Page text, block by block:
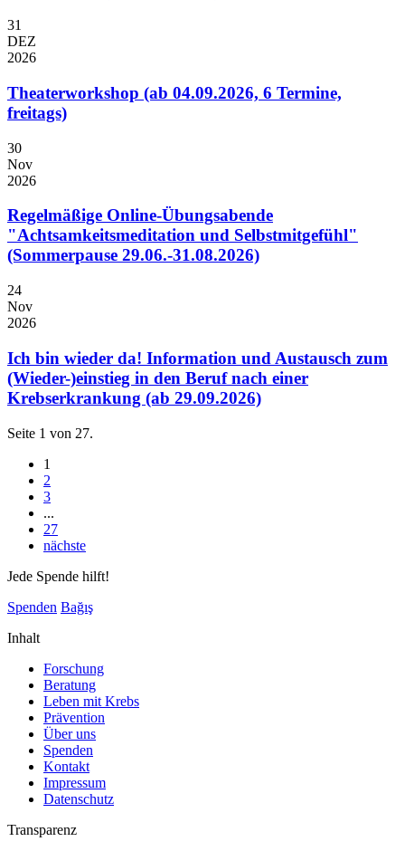
31
DEZ
2026
Theaterworkshop (ab 04.09.2026, 6 Termine,
freitags)
30
Nov
2026
Regelmäßige Online-Übungsabende
"Achtsamkeitsmeditation und Selbstmitgefühl"
(Sommerpause 29.06.-31.08.2026)
24
Nov
2026
Ich bin wieder da! Information und Austausch zum
(Wieder-)einstieg in den Beruf nach einer
Krebserkrankung (ab 29.09.2026)
Seite 1 von 27.
1
2
3
...
27
nächste
Jede Spende hilft!
Spenden Bağış
Inhalt
Forschung
Beratung
Leben mit Krebs
Prävention
Über uns
Spenden
Kontakt
Impressum
Datenschutz
Transparenz